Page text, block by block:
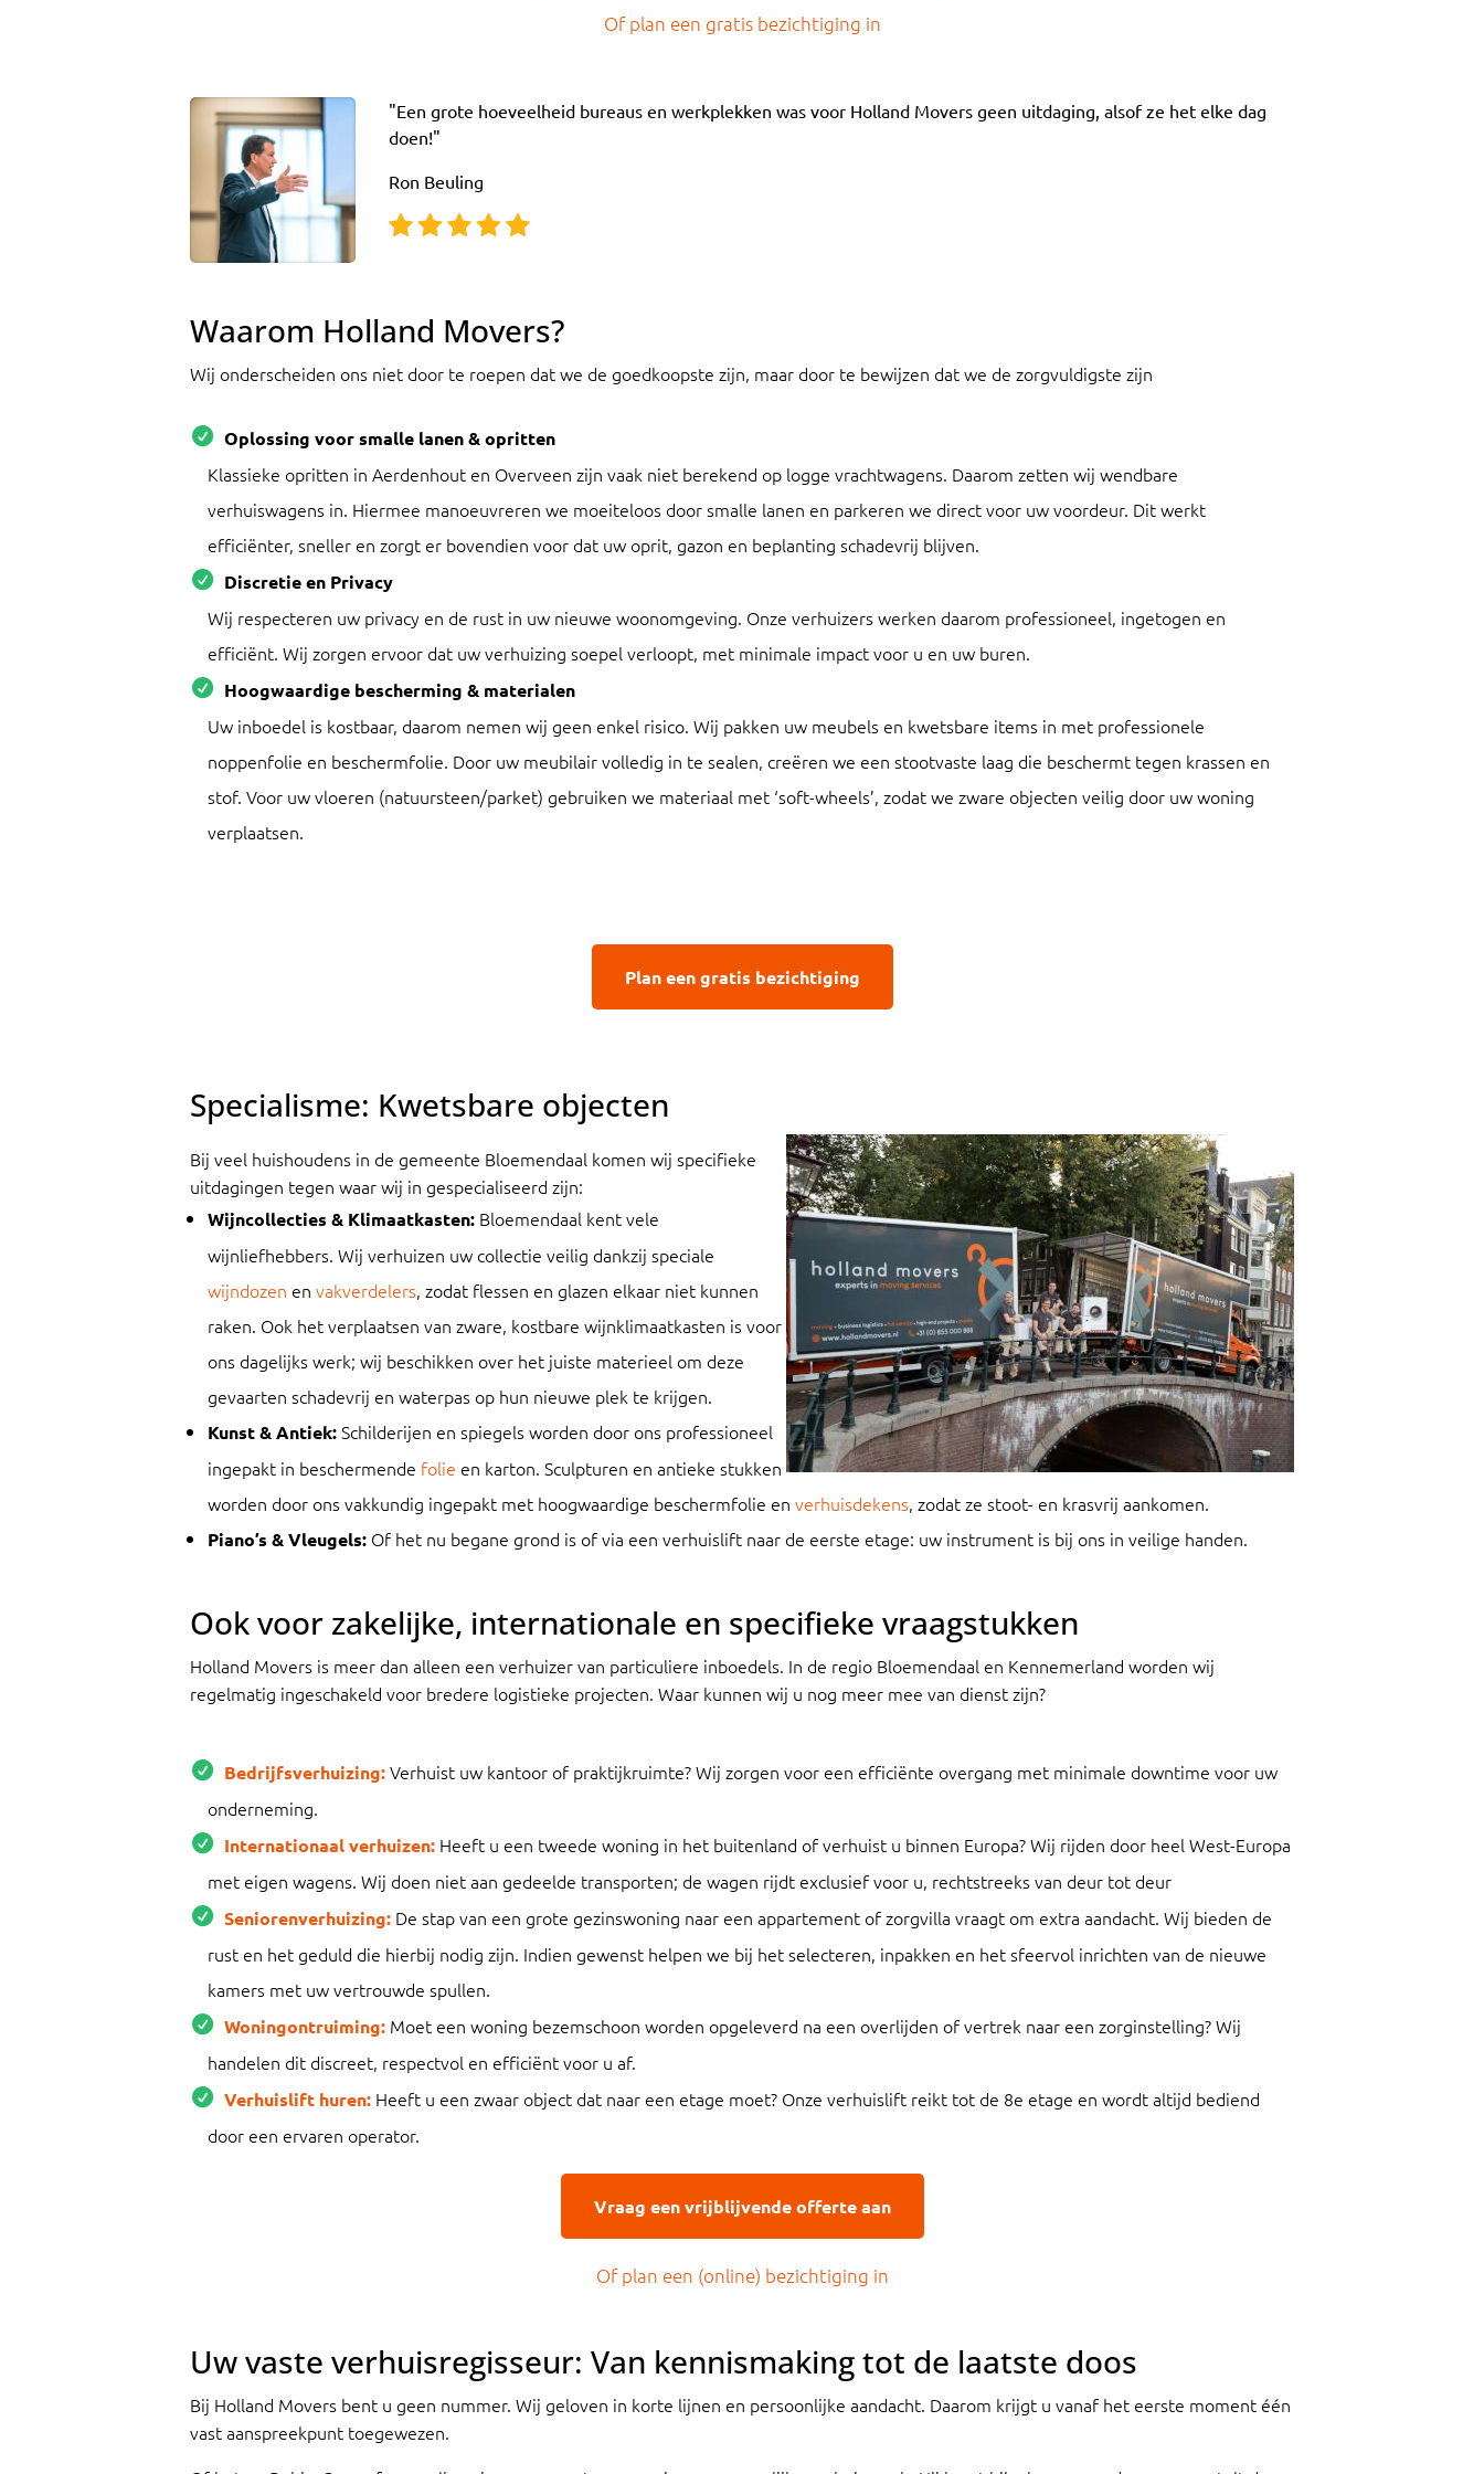
Of plan een gratis bezichtiging in
"Een grote hoeveelheid bureaus en werkplekken was voor Holland Movers geen uitdaging, alsof ze het elke dag
doen!"
Ron Beuling
Waarom Holland Movers?
Wij onderscheiden ons niet door te roepen dat we de goedkoopste zijn, maar door te bewijzen dat we de zorgvuldigste zijn
Oplossing voor smalle lanen & opritten
Klassieke opritten in Aerdenhout en Overveen zijn vaak niet berekend op logge vrachtwagens. Daarom zetten wij wendbare
verhuiswagens in. Hiermee manoeuvreren we moeiteloos door smalle lanen en parkeren we direct voor uw voordeur. Dit werkt
efficiënter, sneller en zorgt er bovendien voor dat uw oprit, gazon en beplanting schadevrij blijven.
Discretie en Privacy
Wij respecteren uw privacy en de rust in uw nieuwe woonomgeving. Onze verhuizers werken daarom professioneel, ingetogen en
efficiënt. Wij zorgen ervoor dat uw verhuizing soepel verloopt, met minimale impact voor u en uw buren.
Hoogwaardige bescherming & materialen
Uw inboedel is kostbaar, daarom nemen wij geen enkel risico. Wij pakken uw meubels en kwetsbare items in met professionele
noppenfolie en beschermfolie. Door uw meubilair volledig in te sealen, creëren we een stootvaste laag die beschermt tegen krassen en
stof. Voor uw vloeren (natuursteen/parket) gebruiken we materiaal met ‘soft-wheels’, zodat we zware objecten veilig door uw woning
verplaatsen.
Plan een gratis bezichtiging
Specialisme: Kwetsbare objecten
Bij veel huishoudens in de gemeente Bloemendaal komen wij specifieke
uitdagingen tegen waar wij in gespecialiseerd zijn:
Wijncollecties & Klimaatkasten: Bloemendaal kent vele
wijnliefhebbers. Wij verhuizen uw collectie veilig dankzij speciale
wijndozen en vakverdelers, zodat flessen en glazen elkaar niet kunnen
raken. Ook het verplaatsen van zware, kostbare wijnklimaatkasten is voor
ons dagelijks werk; wij beschikken over het juiste materieel om deze
gevaarten schadevrij en waterpas op hun nieuwe plek te krijgen.
Kunst & Antiek:Schilderijen en spiegels worden door ons professioneel
ingepakt in beschermende folie en karton. Sculpturen en antieke stukken
worden door ons vakkundig ingepakt met hoogwaardige beschermfolie en verhuisdekens, zodat ze stoot- en krasvrij aankomen.
Piano’s & Vleugels: Of het nu begane grond is of via een verhuislift naar de eerste etage: uw instrument is bij ons in veilige handen.
Ook voor zakelijke, internationale en specifieke vraagstukken
Holland Movers is meer dan alleen een verhuizer van particuliere inboedels. In de regio Bloemendaal en Kennemerland worden wij
regelmatig ingeschakeld voor bredere logistieke projecten. Waar kunnen wij u nog meer mee van dienst zijn?
Bedrijfsverhuizing:Verhuist uw kantoor of praktijkruimte? Wij zorgen voor een efficiënte overgang met minimale downtime voor uw
onderneming.
Internationaal verhuizen: Heeft u een tweede woning in het buitenland of verhuist u binnen Europa? Wij rijden door heel West-Europa
met eigen wagens. Wij doen niet aan gedeelde transporten; de wagen rijdt exclusief voor u, rechtstreeks van deur tot deur
Seniorenverhuizing: De stap van een grote gezinswoning naar een appartement of zorgvilla vraagt om extra aandacht. Wij bieden de
rust en het geduld die hierbij nodig zijn. Indien gewenst helpen we bij het selecteren, inpakken en het sfeervol inrichten van de nieuwe
kamers met uw vertrouwde spullen.
Woningontruiming: Moet een woning bezemschoon worden opgeleverd na een overlijden of vertrek naar een zorginstelling? Wij
handelen dit discreet, respectvol en efficiënt voor u af.
Verhuislift huren: Heeft u een zwaar object dat naar een etage moet? Onze verhuislift reikt tot de 8e etage en wordt altijd bediend
door een ervaren operator.
Vraag een vrijblijvende offerte aan
Of plan een (online) bezichtiging in
Uw vaste verhuisregisseur: Van kennismaking tot de laatste doos
Bij Holland Movers bent u geen nummer. Wij geloven in korte lijnen en persoonlijke aandacht. Daarom krijgt u vanaf het eerste moment één
vast aanspreekpunt toegewezen.